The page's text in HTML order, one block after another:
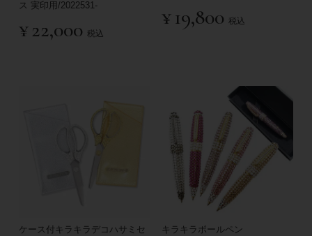
ス 実印用/2022531-
¥22,000 税込
¥ 19,800 税込
ケース付キラキラデコハサミセ
キラキラボールペン